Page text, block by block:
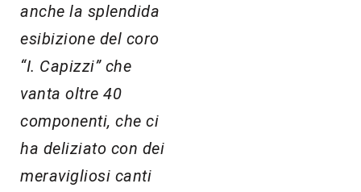
anche la splendida
esibizione del coro
“I. Capizzi” che
vanta oltre 40
componenti, che ci
ha deliziato con dei
meravigliosi canti